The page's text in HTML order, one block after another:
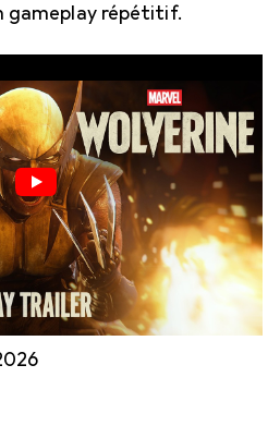
gameplay répétitif.